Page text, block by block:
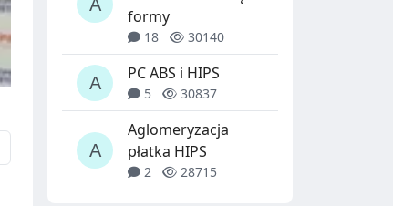
formy
18 30140
PC ABS i HIPS
5 30837
Aglomeryzacja
płatka HIPS
2 28715